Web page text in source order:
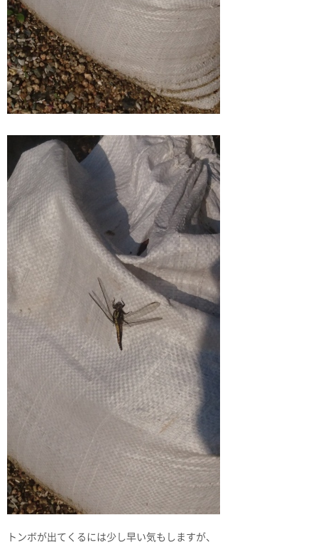
トンボが出てくるには少し早い気もしますが、